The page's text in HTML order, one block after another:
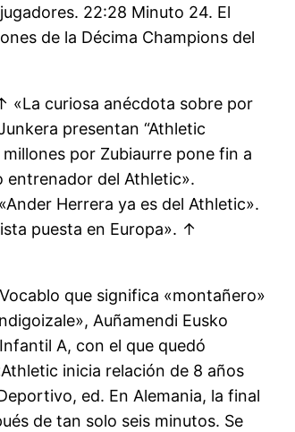
22:28 Minuto 24. El
de la Décima Champions del
«La curiosa anécdota sobre por
presentan “Athletic
por Zubiaurre pone fin a
entrenador del Athletic».
Herrera ya es del Athletic».
puesta en Europa». ↑
que significa «montañero»
Auñamendi Eusko
A, con el que quedó
inicia relación de 8 años
ed. En Alemania, la final
de tan solo seis minutos. Se